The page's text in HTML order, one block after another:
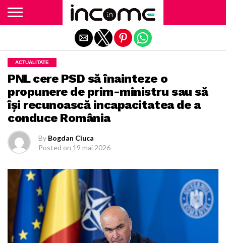
ACTUALITATE
PNL cere PSD să înainteze o
propunere de prim-ministru sau să
își recunoască incapacitatea de a
conduce România
By Bogdan Ciuca
Posted on 19 mai 2026
Exit mobile version